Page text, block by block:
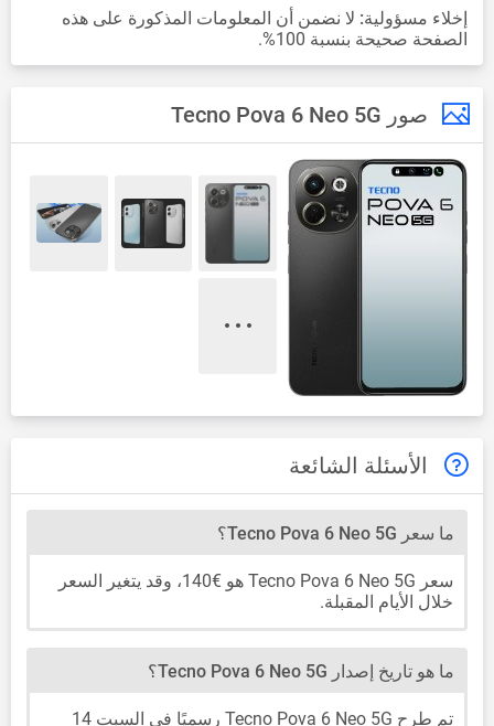
إخلاء مسؤولية: لا نضمن أن المعلومات المذكورة على هذه
الصفحة صحيحة بنسبة 100%.
صور Tecno Pova 6 Neo 5G
الأسئلة الشائعة
ما سعر Tecno Pova 6 Neo 5G؟
سعر Tecno Pova 6 Neo 5G هو €140، وقد يتغير السعر
خلال الأيام المقبلة.
ما هو تاريخ إصدار Tecno Pova 6 Neo 5G؟
تم طرح Tecno Pova 6 Neo 5G رسميًا في السبت 14